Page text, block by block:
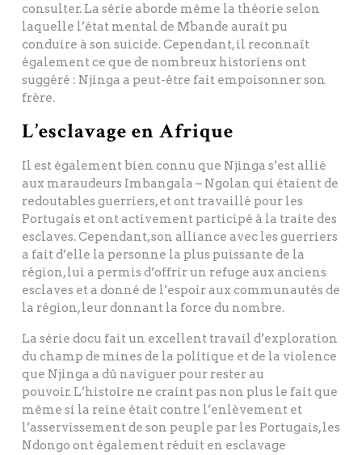
consulter. La série aborde même la théorie selon
laquelle l’état mental de Mbande aurait pu
conduire à son suicide. Cependant, il reconnaît
également ce que de nombreux historiens ont
suggéré : Njinga a peut-être fait empoisonner son
frère.
L’esclavage en Afrique
Il est également bien connu que Njinga s’est allié
aux maraudeurs Imbangala – Ngolan qui étaient de
redoutables guerriers, et ont travaillé pour les
Portugais et ont activement participé à la traite des
esclaves. Cependant, son alliance avec les guerriers
a fait d’elle la personne la plus puissante de la
région, lui a permis d’offrir un refuge aux anciens
esclaves et a donné de l’espoir aux communautés de
la région, leur donnant la force du nombre.
La série docu fait un excellent travail d’exploration
du champ de mines de la politique et de la violence
que Njinga a dû naviguer pour rester au
pouvoir. L’histoire ne craint pas non plus le fait que
même si la reine était contre l’enlèvement et
l’asservissement de son peuple par les Portugais, les
Ndongo ont également réduit en esclavage